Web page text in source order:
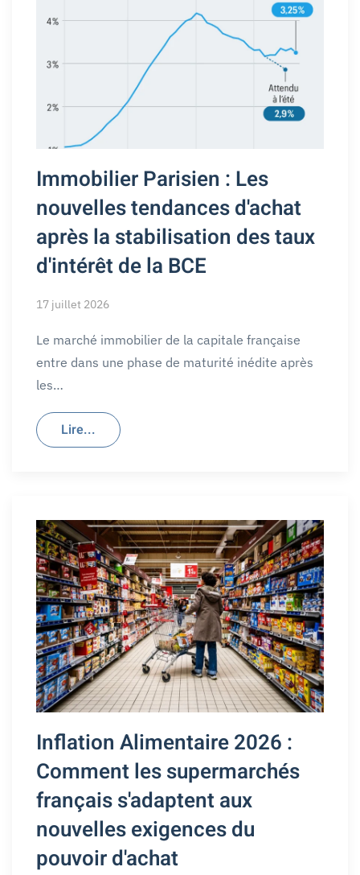
Immobilier Parisien : Les
nouvelles tendances d'achat
après la stabilisation des taux
d'intérêt de la BCE
17 juillet 2026
Le marché immobilier de la capitale française
entre dans une phase de maturité inédite après
les…
Lire...
Inflation Alimentaire 2026 :
Comment les supermarchés
français s'adaptent aux
nouvelles exigences du
pouvoir d'achat